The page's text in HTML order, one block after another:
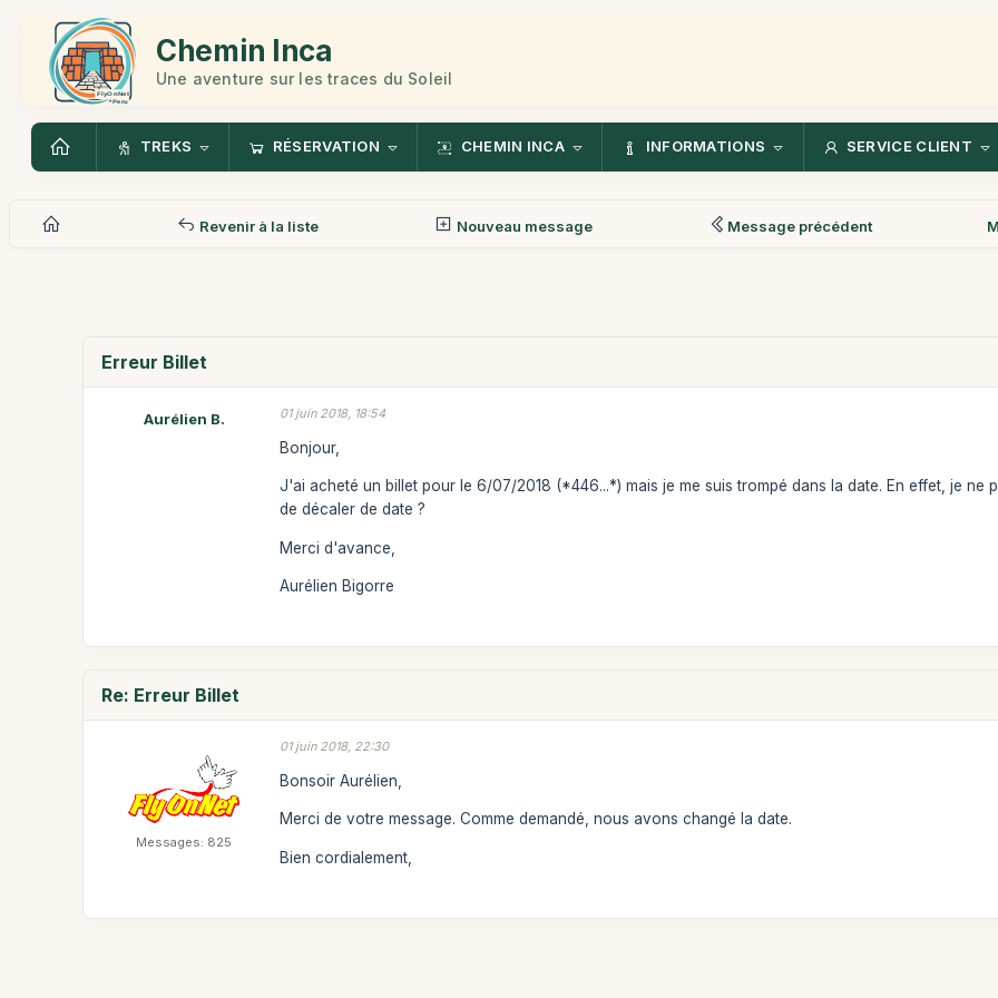
Chemin Inca
Une aventure sur les traces du Soleil
TREKS RÉSERVATION CHEMIN INCA INFORMATIONS SERVICE CLIENT
Revenir à la liste Nouveau message Message précédent
Erreur Billet
Aurélien B. 01 juin 2018, 18:54
Bonjour,
J'ai acheté un billet pour le 6/07/2018 (*446...*) mais je me suis trompé dans la date. En effet, je ne
de décaler de date ?
Merci d'avance,
Aurélien Bigorre
Re: Erreur Billet
Messages: 825
01 juin 2018, 22:30
Bonsoir Aurélien,
Merci de votre message. Comme demandé, nous avons changé la date.
Bien cordialement,